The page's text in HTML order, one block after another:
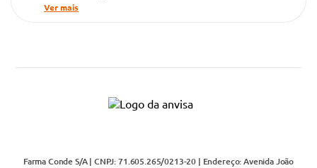
Ver mais
Farma Conde S/A | CNPJ: 71.605.265/0213-20 | Endereço: Avenida João